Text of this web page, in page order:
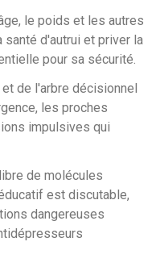
le poids et les autres
d'autrui et priver la
pour sa sécurité.
de l'arbre décisionnel
les proches
impulsives qui
de molécules
est discutable,
dangereuses